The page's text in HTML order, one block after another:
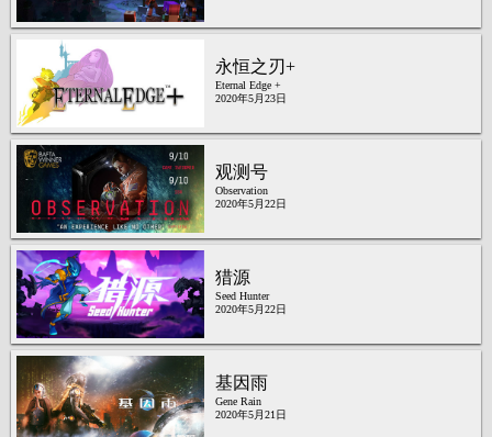
永恒之刃+
Eternal Edge +
2020年5月23日
观测号
Observation
2020年5月22日
猎源
Seed Hunter
2020年5月22日
基因雨
Gene Rain
2020年5月21日